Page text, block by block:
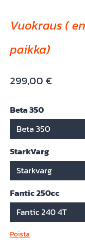
Vuokraus (
paikka)
299,00€
Beta 350
Beta 350
StarkVarg
Starkvarg
Fantic 250cc
Fantic 240 4T
Poista